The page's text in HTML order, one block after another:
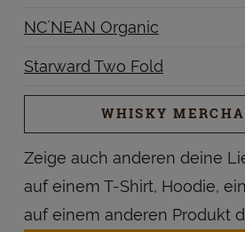
NC´NEAN Organic
Starward Two Fold
WHISKY
Zeige auch anderen deine
auf einem T-Shirt, Hoodie,
auf einem anderen Produkt